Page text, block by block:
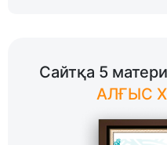
Сайтқа 5
АЛҒЫС